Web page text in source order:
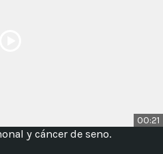
00:21
y cáncer de seno.